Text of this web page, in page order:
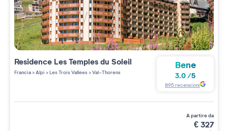
Residence Les Temples du Soleil
Francia>Alpi >Les Trois Vallées>Val-Thorens
Bene
3.0/5
895recensioni
a partire da
€327